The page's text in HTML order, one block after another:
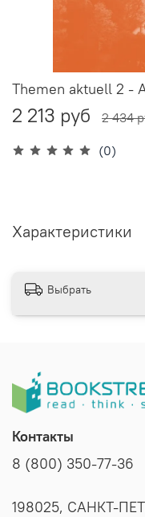
(0)
Themen aktuell 2 -
2 213 руб 2 434
Характеристики
Выбрать
Контакты
8 (800) 350-77-36
198025, САНКТ-